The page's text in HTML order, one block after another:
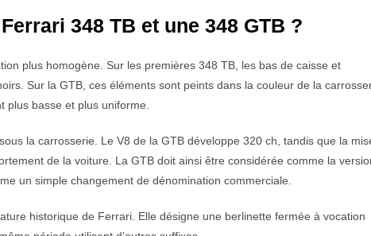
348 TB et une 348 GTB ?
plus homogène. Sur les premières 348 TB, les bas de caisse et
Sur la GTB, ces éléments sont peints dans la couleur de la
plus basse et plus uniforme.
la carrosserie. Le V8 de la GTB développe 320 ch, tandis que la
de la voiture. La GTB doit ainsi être considérée comme la
un simple changement de dénomination commerciale.
historique de Ferrari. Elle désigne une berlinette fermée à vocation